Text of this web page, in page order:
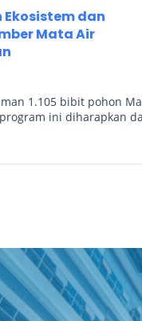
dan
Mata Air
1.105 bibit pohon
ini diharapkan